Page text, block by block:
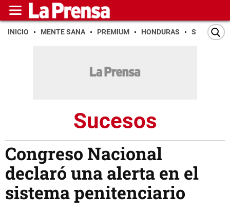
INICIO MENTE SANA PREMIUM HONDURAS SAN PEDRO
Sucesos
Congreso Nacional
declaró una alerta en el
sistema penitenciario